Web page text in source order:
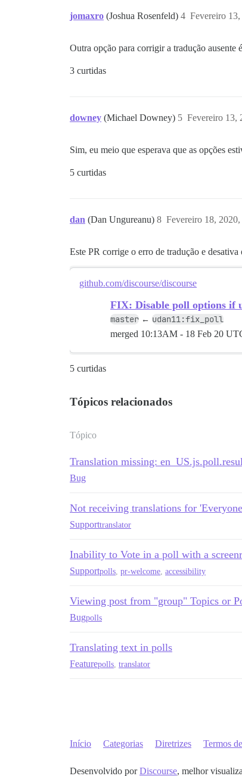
jomaxro (Joshua Rosenfeld) Fevereiro
4
Outra opção para corrigir a tradução ausente
3 curtidas
downey (Michael Downey) Fevereiro 13,
5
Sim, eu meio que esperava que as opções
5 curtidas
dan (Dan Ungureanu) Fevereiro 18,
8
Este PR corrige o erro de tradução e
github.com/discourse/discourse
FIX: Disable poll options if
master ← udan11:fix_poll
merged 10:13AM - 18 Feb 20
5 curtidas
Tópicos relacionados
Tópico
Translation missing:
Bug
Not receiving translations for
Supporttranslator
Inability to Vote in a poll with a
Supportpolls pr-welcome accessibility
Viewing post from "group" Topics or
Bugpolls
Translating text in polls
Featurepolls translator
Início Categorias Diretrizes Termos
Desenvolvido porDiscourse, melhor